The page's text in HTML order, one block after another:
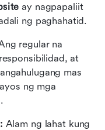
ay nagpapaliit
ng paghahatid.
regular na
mas
ng mga
Alam ng lahat kung